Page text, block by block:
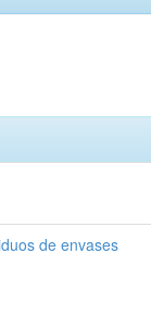
de envases